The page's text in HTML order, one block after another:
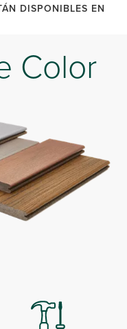
DISPONIBLES EN
Color